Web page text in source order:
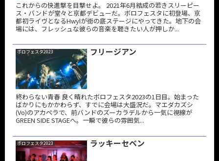
これからの快進撃を目撃せよ。 2021年6月結成の若きスリーピー
ス・バンドが堂々と京都デビューだ。ボロフェスタに初登場、京
都初ライヴとなるHwylが街の底ステージにやってきた。地下の会
場には、フレッシュな彼らの音楽を聴きたい人が押しか...
ボロフェスタ2023 フリージアン
終わらない青春 良く晴れたボロフェスタ2023の1日目。始まった
ばかりにもかかわらず、すでに会場は大盛況だ。マエダカズシ
(Vo)のアカペラで、前バンドのズーカラデルから一気に視線が
GREEN SIDE STAGEへ。一瞬で彼らの雰囲気...
ボロフェスタ2023 ラッキーセベン